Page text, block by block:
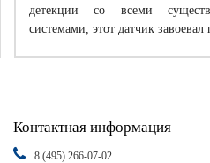
детекции со всеми
системами, этот датчик завоевал
Контактная информация
8 (495) 266-07-02